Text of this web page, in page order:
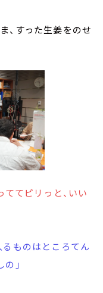
、すった生姜をのせ
ててピリっと、いい
るものはところてん
」